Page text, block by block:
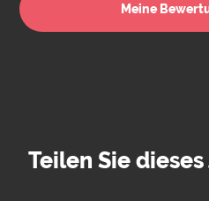
Teilen Sie